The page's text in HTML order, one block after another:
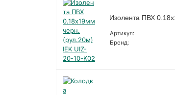
Изолента ПВХ
Артикул:
Бренд: